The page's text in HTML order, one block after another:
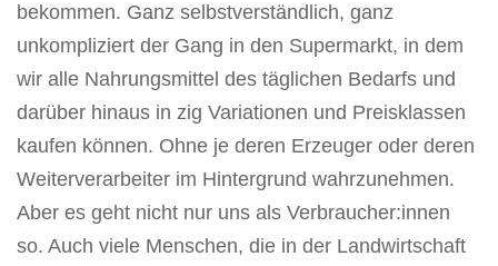
bekommen. Ganz selbstverständlich, ganz
unkompliziert der Gang in den Supermarkt, in dem
wir alle Nahrungsmittel des täglichen Bedarfs und
darüber hinaus in zig Variationen und Preisklassen
kaufen können. Ohne je deren Erzeuger oder deren
Weiterverarbeiter im Hintergrund wahrzunehmen.
Aber es geht nicht nur uns als Verbraucher:innen
so. Auch viele Menschen, die in der Landwirtschaft